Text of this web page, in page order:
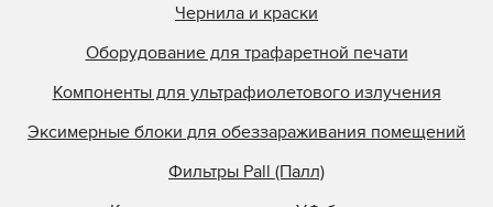
Чернила и краски
Оборудование для трафаретной печати
Компоненты для ультрафиолетового излучения
Эксимерные блоки для обеззараживания помещений
Фильтры Pall (Палл)